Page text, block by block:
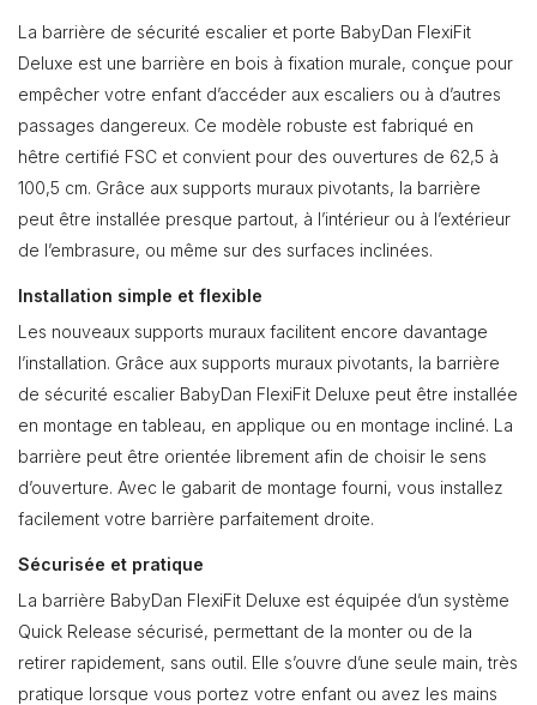
La barrière de sécurité escalier et porte BabyDan FlexiFit
Deluxe est une barrière en bois à fixation murale, conçue pour
empêcher votre enfant d’accéder aux escaliers ou à d’autres
passages dangereux. Ce modèle robuste est fabriqué en
hêtre certifié FSC et convient pour des ouvertures de 62,5 à
100,5 cm. Grâce aux supports muraux pivotants, la barrière
peut être installée presque partout, à l’intérieur ou à l’extérieur
de l’embrasure, ou même sur des surfaces inclinées.
Installation simple et flexible
Les nouveaux supports muraux facilitent encore davantage
l’installation. Grâce aux supports muraux pivotants, la barrière
de sécurité escalier BabyDan FlexiFit Deluxe peut être installée
en montage en tableau, en applique ou en montage incliné. La
barrière peut être orientée librement afin de choisir le sens
d’ouverture. Avec le gabarit de montage fourni, vous installez
facilement votre barrière parfaitement droite.
Sécurisée et pratique
La barrière BabyDan FlexiFit Deluxe est équipée d’un système
Quick Release sécurisé, permettant de la monter ou de la
retirer rapidement, sans outil. Elle s’ouvre d’une seule main, très
pratique lorsque vous portez votre enfant ou avez les mains